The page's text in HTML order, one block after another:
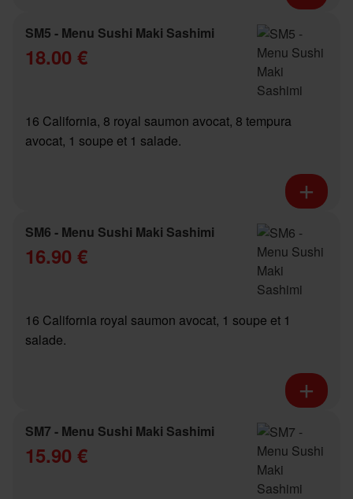
SM5 - Menu Sushi Maki Sashimi
18.00 €
16 California, 8 royal saumon avocat, 8 tempura
avocat, 1 soupe et 1 salade.
SM6 - Menu Sushi Maki Sashimi
16.90 €
16 California royal saumon avocat, 1 soupe et 1
salade.
SM7 - Menu Sushi Maki Sashimi
15.90 €